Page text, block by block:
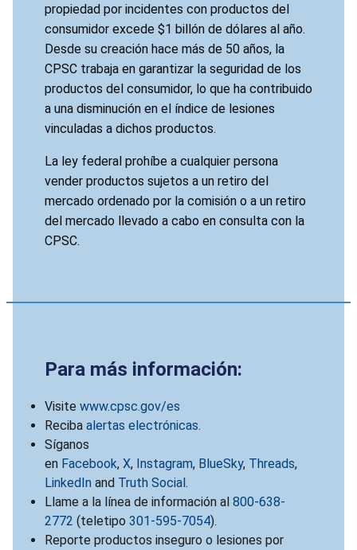
propiedad por incidentes con productos del
consumidor excede $1 billón de dólares al año.
Desde su creación hace más de 50 años, la
CPSC trabaja en garantizar la seguridad de los
productos del consumidor, lo que ha contribuido
a una disminución en el índice de lesiones
vinculadas a dichos productos.
La ley federal prohíbe a cualquier persona
vender productos sujetos a un retiro del
mercado ordenado por la comisión o a un retiro
del mercado llevado a cabo en consulta con la
CPSC.
Para más información:
Visite www.cpsc.gov/es
Reciba alertas electrónicas.
Síganos
en Facebook, X, Instagram, BlueSky, Threads,
LinkedIn and Truth Social.
Llame a la línea de información al 800-638-
2772 (teletipo 301-595-7054).
Reporte productos inseguro o lesiones por